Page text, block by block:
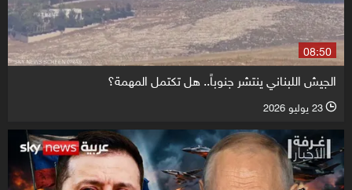
08:50
الجيش اللبناني ينتشر جنوباً.. هل تكتمل المهمة؟
l 23 يوليو 2026